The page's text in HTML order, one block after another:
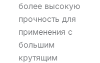
более высокую
прочность для
применения с
большим
крутящим